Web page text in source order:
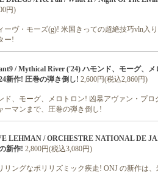
円)
ーヴ・モーズ(g)! 米国きっての超絶技巧vln入
ー!
/ Mythical River ('24) ハモンド、モーグ、
新作! 圧巻の弾き倒し! 2,600円(税込2,860円)
ド、モーグ、メロトロン! 凶暴アヴァン・プ
ーマンまで、圧巻の弾き倒し!
LEHMAN / ORCHESTRE NATIONAL DE
新作! 2,800円(税込3,080円)
リングなポリリズミック疾走! ONJ の新作は